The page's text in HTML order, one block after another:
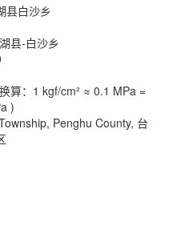
县白沙乡
县-白沙乡
算：1 kgf/cm² ≈ 0.1 MPa =
)
Penghu County, 台